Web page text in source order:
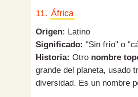
11. África
Origen: Latino
Significado: "Sin frío" o
Historia: Otro nombre
grande del planeta, usado
diversidad. Es un nombre